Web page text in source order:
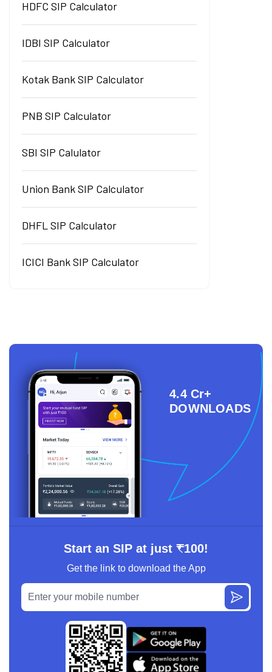
HDFC SIP Calculator
IDBI SIP Calculator
Kotak Bank SIP Calculator
PNB SIP Calculator
SBI SIP Calulator
Union Bank SIP Calculator
DHFL SIP Calculator
ICICI Bank SIP Calculator
4.4 Cr+
DOWNLOADS
Start an SIP at just ₹100!
Get the link to download the App